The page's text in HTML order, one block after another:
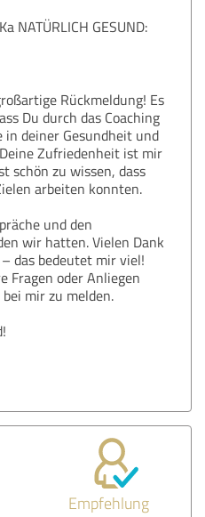
NATÜRLICH GESUND:
Rückmeldung! Es
Du durch das Coaching
deiner Gesundheit und
Zufriedenheit ist mir
schön zu wissen, dass
arbeiten konnten.
und den
wir hatten. Vielen Dank
das bedeutet mir viel!
Fragen oder Anliegen
mir zu melden.
Empfehlung